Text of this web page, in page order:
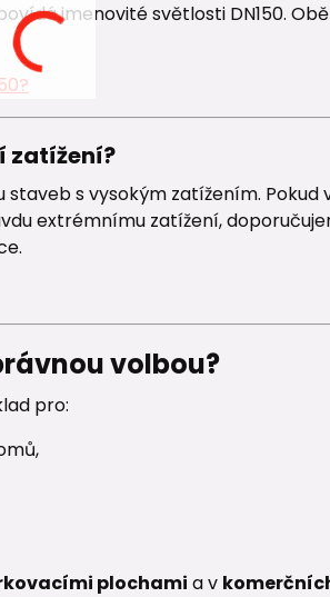
jmenovité světlosti DN150.
zatížení?
staveb s vysokým zatížením.
extrémnímu zatížení,
volbou?
pro:
plochami a v